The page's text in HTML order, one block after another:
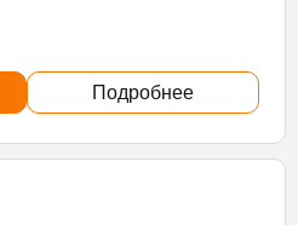
Подробнее